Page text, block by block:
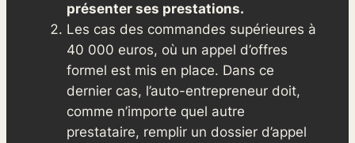
présenter ses prestations.
Les cas des commandes supérieures à
40 000 euros, où un appel d’offres
formel est mis en place. Dans ce
dernier cas, l’auto-entrepreneur doit,
comme n’importe quel autre
prestataire, remplir un dossier d’appel